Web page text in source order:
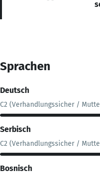
Sprachen
Deutsch
C2 (Verhandlungssicher /
Serbisch
C2 (Verhandlungssicher /
Bosnisch